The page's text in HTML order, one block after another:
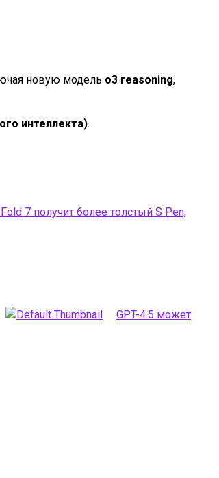
новую модель о3 reasoning,
интеллекта).
7 получит более толстый S Pen,
GPT-4.5 может